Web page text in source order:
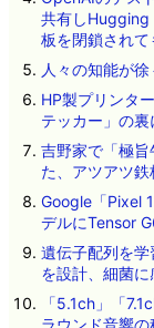
共有しHugging
板を閉鎖され
人々の知能が
HP製プリンタ
テッカー」の
吉野家で「極
た、アツアツ
Google「Pixel
デルにTensor
遺伝子配列を
を設計、細菌
「5.1ch」「
ラウンド音響